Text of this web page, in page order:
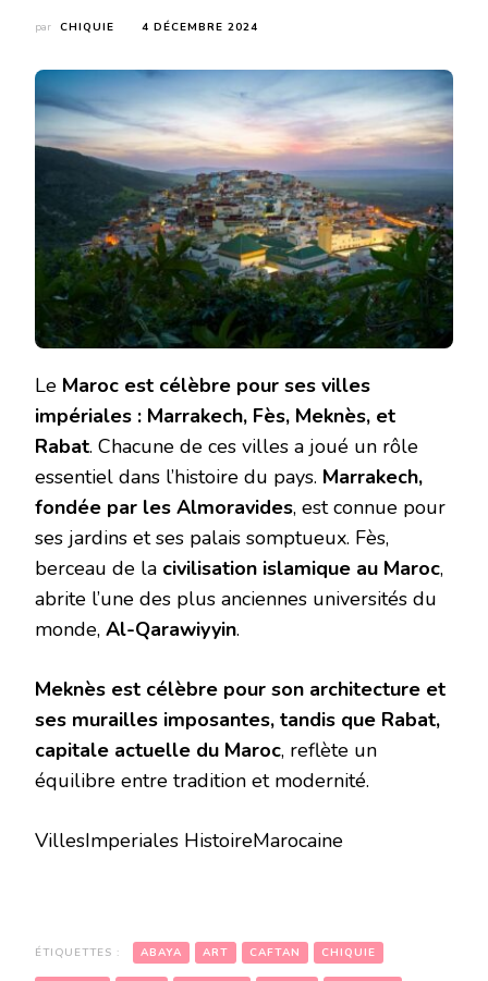
par CHIQUIE 4 DÉCEMBRE 2024
Le Maroc est célèbre pour ses villes
impériales : Marrakech, Fès, Meknès, et
Rabat. Chacune de ces villes a joué un rôle
essentiel dans l’histoire du pays. Marrakech,
fondée par les Almoravides, est connue pour
ses jardins et ses palais somptueux. Fès,
berceau de la civilisation islamique au Maroc,
abrite l’une des plus anciennes universités du
monde, Al-Qarawiyyin.
Meknès est célèbre pour son architecture et
ses murailles imposantes, tandis que Rabat,
capitale actuelle du Maroc, reflète un
équilibre entre tradition et modernité.
VillesImperiales HistoireMarocaine
ÉTIQUETTES : ABAYA ART CAFTAN CHIQUIE